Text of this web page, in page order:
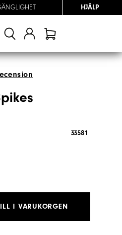
HJÄLP
33581
I VARUKORGEN